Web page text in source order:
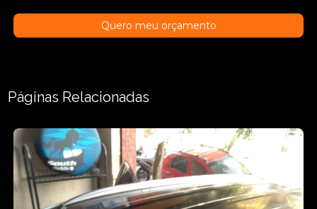
Quero meu orçamento
Páginas Relacionadas